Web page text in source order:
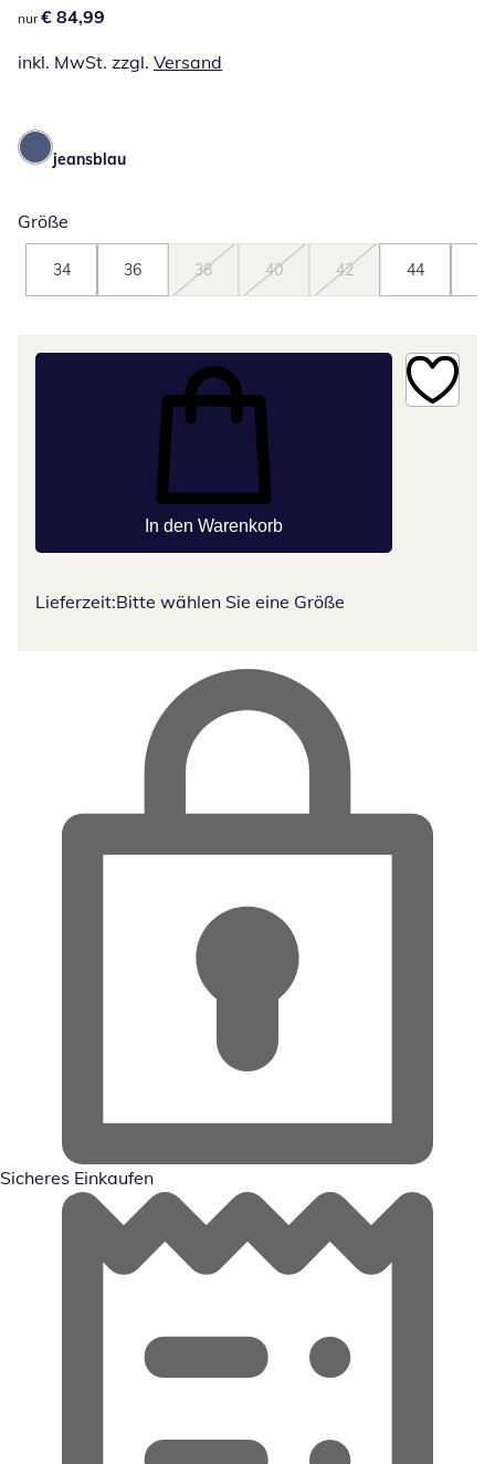
€ 84,99
nur € 84,99
inkl. MwSt. zzgl. Versand
jeansblau
Größe
34 36 38 40 42 44
In den Warenkorb
Lieferzeit:Bitte wählen Sie eine Größe
Sicheres Einkaufen